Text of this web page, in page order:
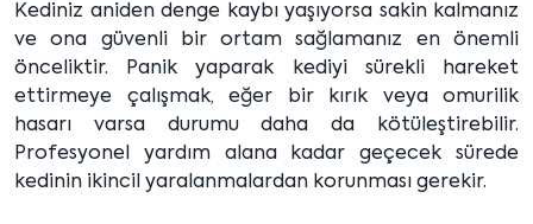
Kediniz aniden denge kaybı yaşıyorsa sakin kalmanız
ve ona güvenli bir ortam sağlamanız en önemli
önceliktir. Panik yaparak kediyi sürekli hareket
ettirmeye çalışmak, eğer bir kırık veya omurilik
hasarı varsa durumu daha da kötüleştirebilir.
Profesyonel yardım alana kadar geçecek sürede
kedinin ikincil yaralanmalardan korunması gerekir.